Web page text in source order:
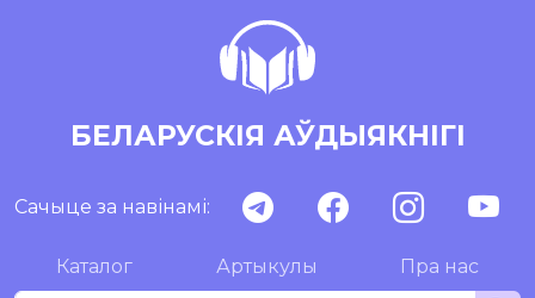
БЕЛАРУСКІЯ АЎДЫЯКНІГІ
Сачыце за навінамі:
Каталог Артыкулы Пра нас